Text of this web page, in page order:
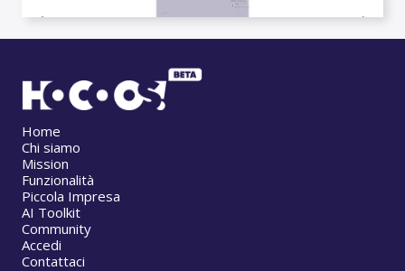
Home
Chi siamo
Mission
Funzionalità
Piccola Impresa
AI Toolkit
Community
Accedi
Contattaci